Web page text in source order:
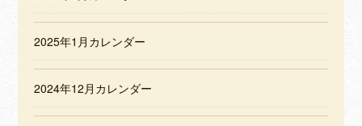
2025年1月カレンダー
2024年12月カレンダー